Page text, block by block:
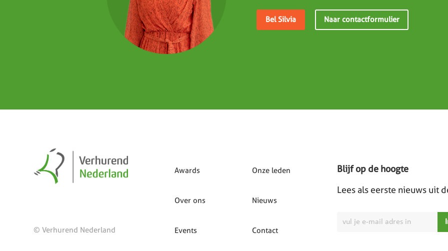
Bel Silvia Naar contactformulier
© Verhurend Nederland
Awards
Over ons
Events
Onze leden
Nieuws
Contact
Blijf op de hoogte
Lees als eerste nieuws uit